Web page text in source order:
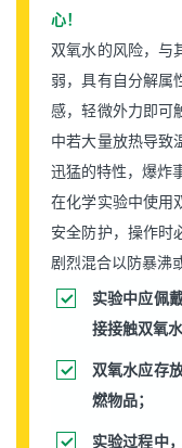
心！
双氧水的风险，与
弱，具有自分解属
感，轻微外力即可
中若大量放热导致
迅猛的特性，爆炸
在化学实验中使用
安全防护，操作时
剧烈混合以防暴沸
实验中应佩
接接触双氧水
双氧水应存
燃物品；
实验过程中